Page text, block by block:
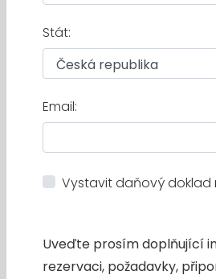
Stát:
Email:
Vystavit daňový doklad
Uveďte prosím doplňující
rezervaci, požadavky,